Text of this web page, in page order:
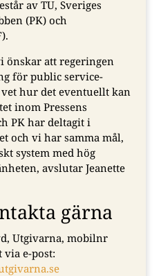
av TU, Sveriges
(PK) och
önskar att regeringen
för public service-
hur det eventuellt kan
inom Pressens
PK har deltagit i
och vi har samma mål,
system med hög
avslutar Jeanette
gärna
Utgivarna, mobilnr
via e-post: